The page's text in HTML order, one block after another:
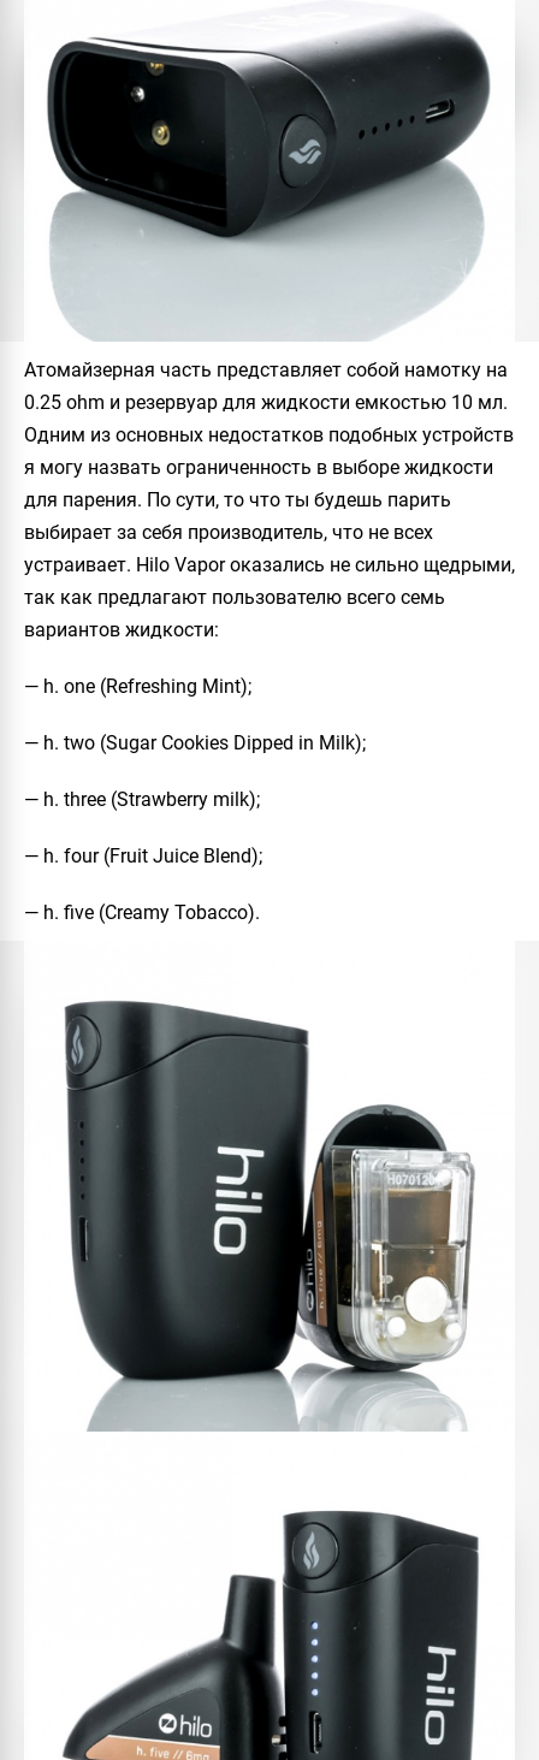
Атомайзерная часть представляет собой намотку на
0.25 ohm и резервуар для жидкости емкостью 10 мл.
Одним из основных недостатков подобных устройств
я могу назвать ограниченность в выборе жидкости
для парения. По сути, то что ты будешь парить
выбирает за себя производитель, что не всех
устраивает. Hilo Vaporоказались не сильно щедрыми,
так как предлагают пользователю всего семь
вариантов жидкости:
— h. one (Refreshing Mint);
— h. two (Sugar Cookies Dipped in Milk);
— h. three (Strawberry milk);
— h. four (Fruit Juice Blend);
— h. five (Creamy Tobacco).